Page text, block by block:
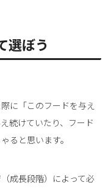
選ぼう
に「このフードを与え
続けていたり、フード
ると思います。
成長段階）によって必